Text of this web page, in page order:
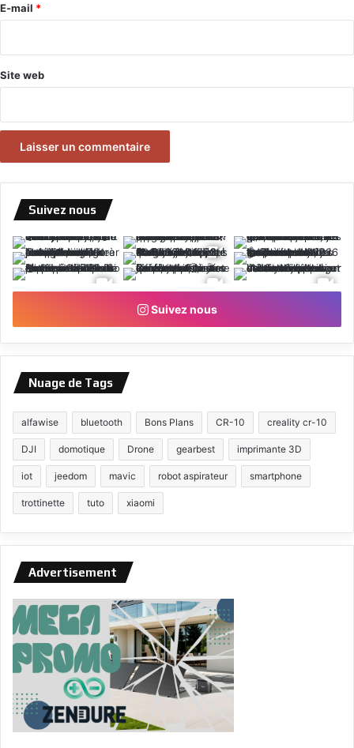
e
E-mail *
Site web
Suivez nous
Suivez nous
Nuage de Tags
alfawise bluetooth Bons Plans CR-10 creality cr-10
DJI domotique Drone gearbest imprimante 3D
iot jeedom mavic robot aspirateur smartphone
trottinette tuto xiaomi
Advertisement